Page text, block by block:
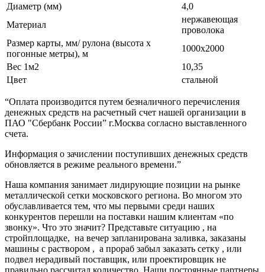
Диаметр (мм)
4,0
Материал
нержавеющая
проволока
Размер карты, мм/ рулона (высота х
погонные метры), м
1000х2000
Вес 1м2
10,35
Цвет
стальной
“Оплата производится путем безналичного перечисления
денежных средств на расчетный счет нашей организации в
ПАО "Сбербанк России” г.Москва согласно выставленного
счета.
Информация о зачислении поступивших денежных средств
обновляется в режиме реального времени.”
Наша компания занимает лидирующие позиции на рынке
металлической сетки московского региона. Во многом это
обуславливается тем, что мы первыми среди наших
конкурентов перешли на поставки нашим клиентам «по
звонку». Что это значит? Представьте ситуацию , на
стройплощадке, на вечер запланирована заливка, заказаны
машины с раствором , а прораб забыл заказать сетку , или
подвел нерадивый поставщик, или проектировщик не
правильно рассчитал количество. Наши постоянные партнеры